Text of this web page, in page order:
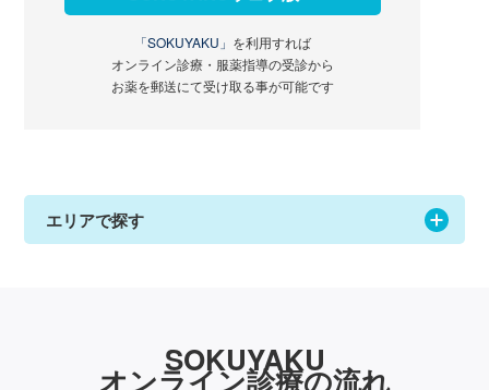
「SOKUYAKU」 を利用すれば
オンライン診療・服薬指導の受診から
お薬を郵送にて受け取る事が可能です
エリアで探す
SOKUYAKU
オンライン診療の流れ